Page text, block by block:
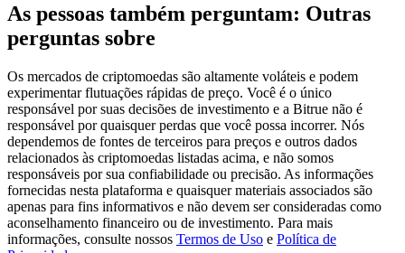
Torne-se um Trader de Cópias
Desfrute da partilha de lucros e comissões de copy trading
As pessoas também perguntam: Outras
perguntas sobre
Os mercados de criptomoedas são altamente voláteis e podem
experimentar flutuações rápidas de preço. Você é o único
responsável por suas decisões de investimento e a Bitrue não é
responsável por quaisquer perdas que você possa incorrer. Nós
dependemos de fontes de terceiros para preços e outros dados
relacionados às criptomoedas listadas acima, e não somos
responsáveis por sua confiabilidade ou precisão. As informações
fornecidas nesta plataforma e quaisquer materiais associados são
apenas para fins informativos e não devem ser consideradas como
aconselhamento financeiro ou de investimento. Para mais
informações, consulte nossos Termos de Uso e Política de